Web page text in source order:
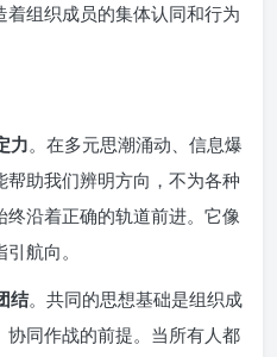
组织成员的集体认同和行为
力。在多元思潮涌动、信息爆
助我们辨明方向，不为各种
沿着正确的轨道前进。它像
航向。
结。共同的思想基础是组织成
协同作战的前提。当所有人都